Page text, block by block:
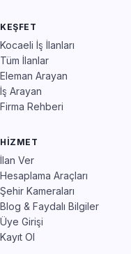
KEŞFET
Kocaeli İş İlanları
Tüm İlanlar
Eleman Arayan
İş Arayan
Firma Rehberi
HIZMET
İlan Ver
Hesaplama Araçları
Şehir Kameraları
Blog & Faydalı Bilgiler
Üye Girişi
Kayıt Ol